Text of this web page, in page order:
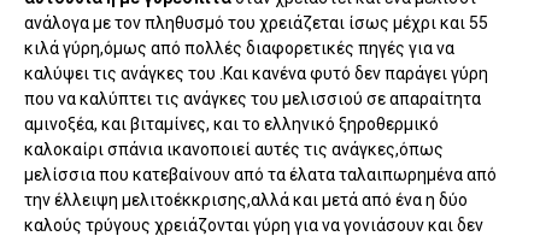
ανάλογα με τον πληθυσμό του χρειάζεται ίσως μέχρι και 55
κιλά γύρη,όμως από πολλές διαφορετικές πηγές για να
καλύψει τις ανάγκες του .Και κανένα φυτό δεν παράγει γύρη
που να καλύπτει τις ανάγκες του μελισσιού σε απαραίτητα
αμινοξέα, και βιταμίνες, και το ελληνικό ξηροθερμικό
καλοκαίρι σπάνια ικανοποιεί αυτές τις ανάγκες,όπως
μελίσσια που κατεβαίνουν από τα έλατα ταλαιπωρημένα από
την έλλειψη μελιτοέκκρισης,αλλά και μετά από ένα η δύο
καλούς τρύγους χρειάζονται γύρη για να γονιάσουν και δεν